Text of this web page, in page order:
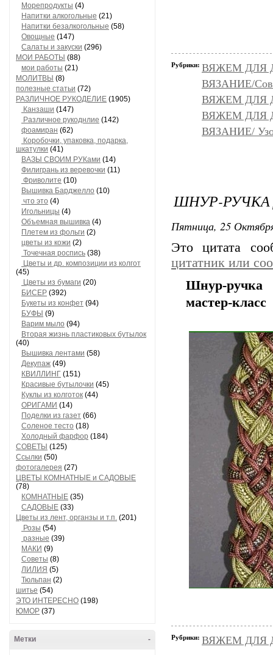
Морепродукты (4)
Напитки алкогольные (21)
Напитки безалкогольные (58)
Овощные (147)
Салаты и закуски (296)
МОИ РАБОТЫ (88)
мои работы (21)
МОЛИТВЫ (8)
полезные статьи (72)
РАЗЛИЧНОЕ РУКОДЕЛИЕ (1905)
Канзаши (147)
Различное рукоднлие (142)
фоамиран (62)
Коробочки, упаковка, подарка,
шкатулки (41)
ВАЗЫ СВОИМ РУКами (14)
Филигрань из веревочки (11)
Фриволите (10)
Вышивка Барджелло (10)
что это (4)
Игольницы (4)
Объемная вышивка (4)
Плетем из фольги (2)
цветы из кожи (2)
Точечная роспись (38)
Цветы и др. композиции из колгот
(45)
Цветы из бумаги (20)
БИСЕР (392)
Букеты из конфет (94)
БУФЫ (9)
Варим мыло (94)
Вторая жизнь пластиковых бутылок
(40)
Вышивка лентами (58)
Декупаж (49)
КВИЛЛИНГ (151)
Красивые бутылочки (45)
Куклы из колготок (44)
ОРИГАМИ (14)
Поделки из газет (66)
Соленое тесто (18)
Холодный фарфор (184)
СОВЕТЫ (125)
Ссылки (50)
фотогалерея (27)
ЦВЕТЫ КОМНАТНЫЕ и САДОВЫЕ
(78)
КОМНАТНЫЕ (35)
САДОВЫЕ (33)
Цветы из лент, органзы и т.п. (201)
Розы (54)
разные (39)
МАКИ (9)
Советы (8)
ЛИЛИЯ (5)
Тюльпан (2)
шитье (54)
ЭТО ИНТЕРЕСНО (198)
ЮМОР (37)
-
Метки
Рубрики: ВЯЖЕМ ДЛЯ
ВЯЗАНИЕ/
ВЯЖЕМ ДЛЯ
ВЯЖЕМ ДЛЯ
ВЯЗАНИЕ/
ШНУР-РУЧКА
Пятница, 25
Это цитата
цитатник или
Шнур-ручка
мастер-класс
Рубрики: ВЯЖЕМ ДЛЯ